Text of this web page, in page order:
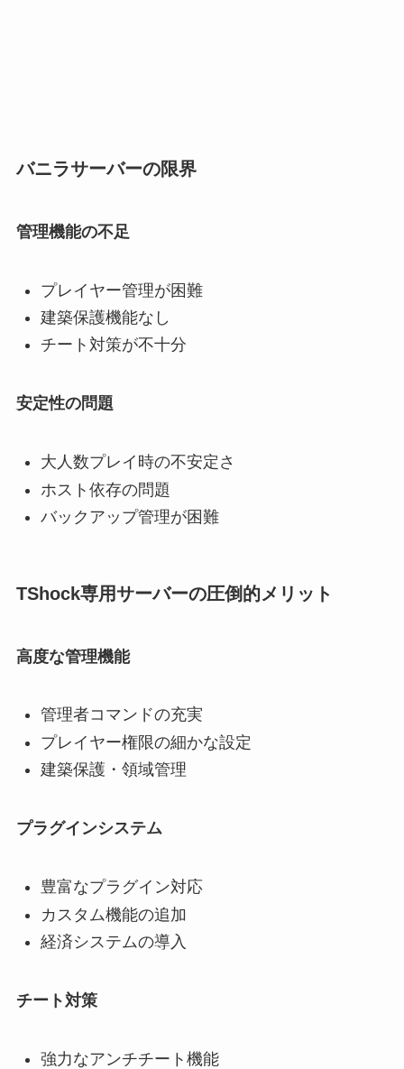
バニラサーバーの限界
管理機能の不足
プレイヤー管理が困難
建築保護機能なし
チート対策が不十分
安定性の問題
大人数プレイ時の不安定さ
ホスト依存の問題
バックアップ管理が困難
TShock専用サーバーの圧倒的メリット
高度な管理機能
管理者コマンドの充実
プレイヤー権限の細かな設定
建築保護・領域管理
プラグインシステム
豊富なプラグイン対応
カスタム機能の追加
経済システムの導入
チート対策
強力なアンチチート機能